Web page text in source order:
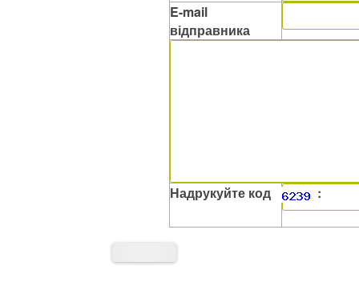
E-mail
відправника
Надрукуйте код :